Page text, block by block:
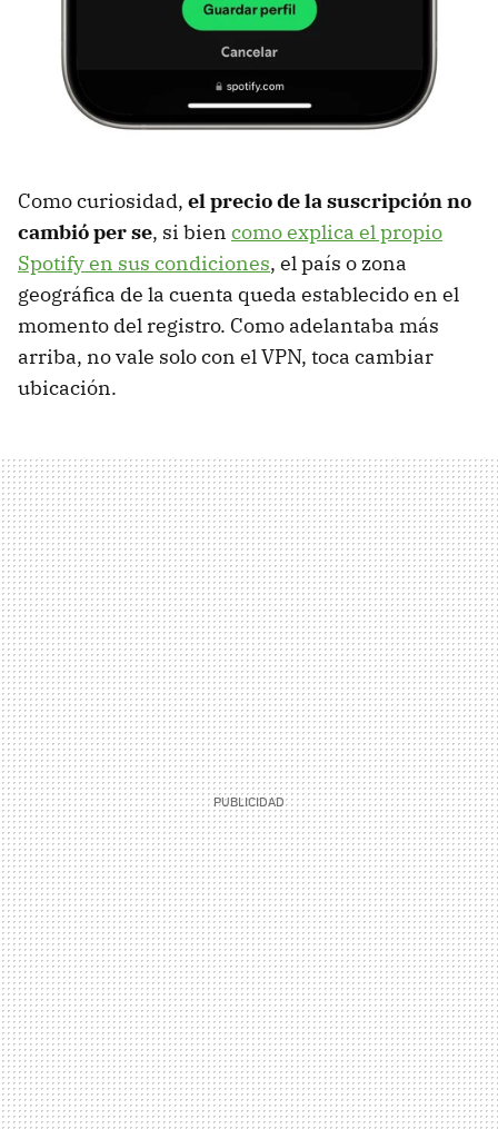
Como curiosidad, el precio de la suscripción no
cambió per se, si bien como explica el propio
Spotify en sus condiciones, el país o zona
geográfica de la cuenta queda establecido en el
momento del registro. Como adelantaba más
arriba, no vale solo con el VPN, toca cambiar
ubicación.